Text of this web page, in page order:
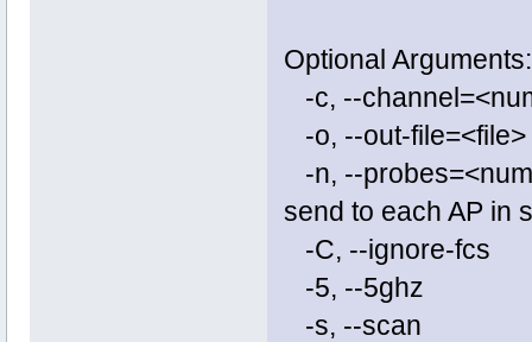
Optional Arguments:
-c, --
-o, --out-
-n, --
send to each AP in
-C, --ignore-
-5, --5ghz
-s, --scan